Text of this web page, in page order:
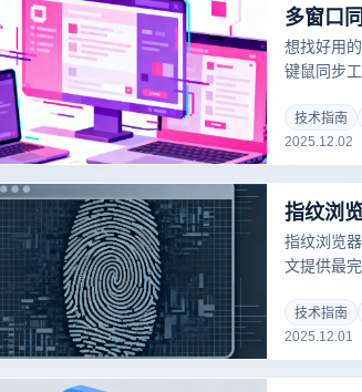
想找好用
键鼠同步
作效率难
技术指南
2025.12.02
指纹浏览
文提供最
多账号更
技术指南
2025.12.01